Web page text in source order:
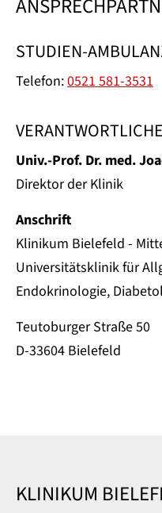
STUDIEN-
Telefon:0521 581-3531
Univ.-Prof. Dr. med.
Direktor der Klinik
Anschrift
Klinikum Bielefeld -
Universitätsklinik für
Endokrinologie,
Teutoburger Straße 50
D-33604 Bielefeld
KLINIKUM